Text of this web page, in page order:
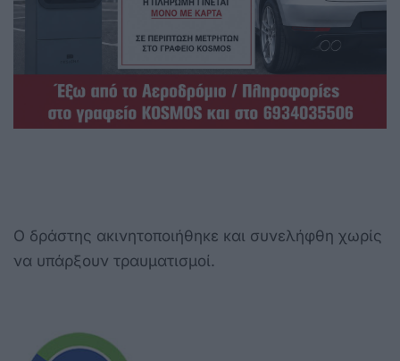
Ο δράστης ακινητοποιήθηκε και συνελήφθη χωρίς
να υπάρξουν τραυματισμοί.